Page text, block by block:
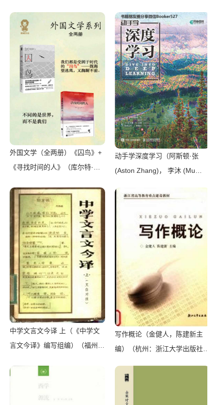
外国文学（全两册）《囚鸟》+
《寻找时间的人》（库尔特·冯
文化 2019）
动手学深度学习（阿斯顿·张
(Aston Zhang)， 李沐 (Mu
C. Lipton)， 亚历山大·J. 斯莫
拉 (Alexander J. Smola)）（人
民邮电出版社 2019）
中学文言文今译 上（《中学文
言文今译》编写组编）（福州：
写作概论（金健人，陈建新主
编）（杭州：浙江大学出版社